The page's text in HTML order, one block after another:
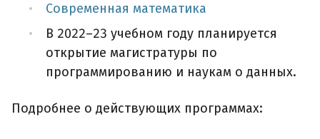
Современная математика
В 2022–23 учебном году планируется
открытие магистратуры по
программированию и наукам о данных.
Подробнее о действующих программах: